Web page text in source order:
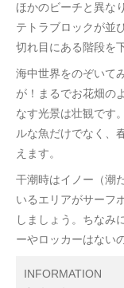
ほかのビーチと異な
テトラブロックが並
切れ目にある階段を
海中世界をのぞいて
が！まるでお花畑の
なす光景は壮観です
ルな魚だけでなく、
えます。
干潮時はイノー（潮
いるエリアがサーフ
しましょう。ちなみ
ーやロッカーはない
INFORMATION